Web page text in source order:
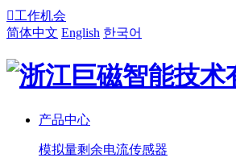
工作机会
简体中文 English 한국어
产品中心
模拟量剩余电流传感器